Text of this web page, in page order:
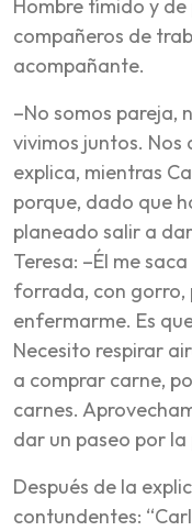
Hombre tímido y
compañeros de
acompañante.
–No somos pareja,
vivimos juntos. Nos
explica, mientras
porque, dado que
planeado salir a
Teresa: –Él me
forrada, con gorro,
enfermarme. Es
Necesito respirar
a comprar carne,
carnes.
dar un paseo por
Después de la
contundentes: